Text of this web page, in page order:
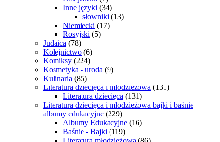
Inne języki (34)
słowniki (13)
Niemiecki (17)
Rosyjski (5)
Judaica (78)
Kolejnictwo (6)
Komiksy (224)
Kosmetyka - uroda (9)
Kulinaria (85)
Literatura dziecięca i młodzieżowa (131)
Literatura dziecięca (131)
Literatura dziecięca i młodzieżowa bajki i baśnie
albumy edukacyjne (229)
Albumy Edukacyjne (16)
Baśnie - Bajki (119)
Literatura młodzieżowa (86)